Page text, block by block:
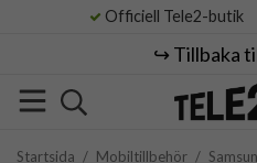
Officiell Tele2-butik
↪️ Tillbaka
Startsida / Mobiltillbehör /